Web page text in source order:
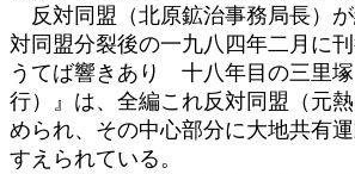
反対同盟（北原鉱治事務局長）
対同盟分裂後の一九八四年二月に
うてば響きあり 十八年目の三里
行）』は、全編これ反対同盟（元
められ、その中心部分に大地共有
すえられている。